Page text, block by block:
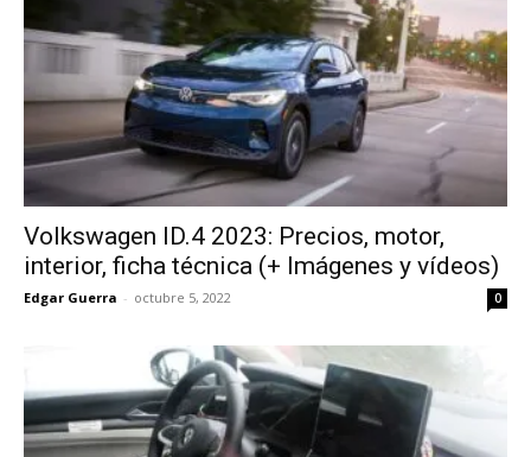
Volkswagen ID.4 2023: Precios, motor,
interior, ficha técnica (+ Imágenes y vídeos)
Edgar Guerra - octubre 5, 2022 0